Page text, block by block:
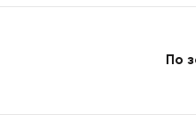
По